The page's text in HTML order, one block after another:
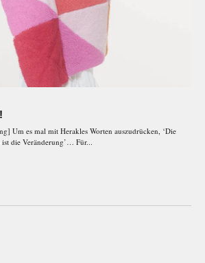
Um es mal mit Herakles Worten auszudrücken, ‘Die
die Veränderung’… Für...